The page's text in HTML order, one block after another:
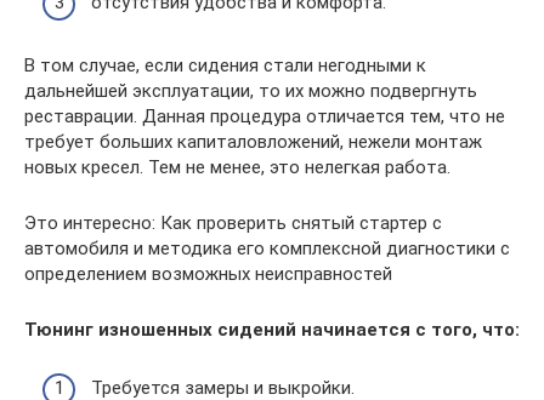
В том случае, если сидения стали негодными к
дальнейшей эксплуатации, то их можно подвергнуть
реставрации. Данная процедура отличается тем, что не
требует больших капиталовложений, нежели монтаж
новых кресел. Тем не менее, это нелегкая работа.
Это интересно: Как проверить снятый стартер с
автомобиля и методика его комплексной диагностики с
определением возможных неисправностей
Тюнинг изношенных сидений начинается с того, что:
Требуется замеры и выкройки.